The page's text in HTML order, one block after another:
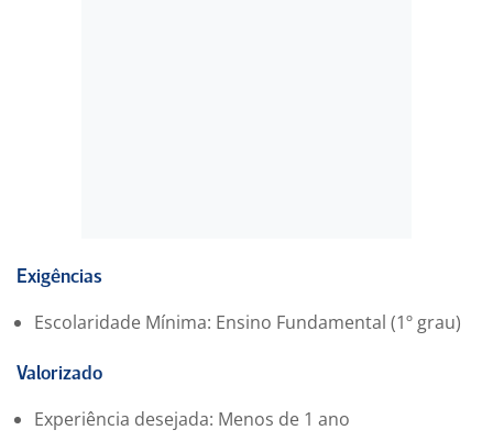
Exigências
Escolaridade Mínima: Ensino Fundamental (1º grau)
Valorizado
Experiência desejada: Menos de 1 ano